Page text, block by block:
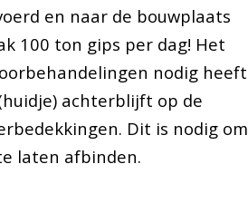
en naar de bouwplaats
100 ton gips per dag! Het
nodig heeft
achterblijft op de
Dit is nodig om
laten afbinden.